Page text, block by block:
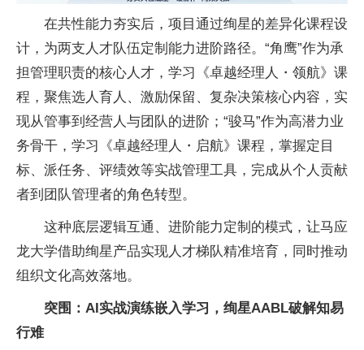
在共性能力夯实后，项目通过绚星的差异化课程设
计，为两支人才队伍定制能力进阶路径。“角鹰”作为承
担管理职责的核心人才，学习《卓越经理人・领航》课
程，聚焦选人育人、激励保留、复杂决策核心内容，实
现从管事到经营人与团队的进阶；“骏马”作为高潜力业
务骨干，学习《卓越经理人・启航》课程，掌握定目
标、派任务、评绩效等实战管理工具，完成从个人贡献
者到团队管理者的角色转型。
这种底层逻辑互通、进阶能力定制的模式，让马应
龙大学借助绚星产品实现人才梯队精准培育，同时推动
组织文化高效落地。
突围： AI 实战演练嵌入学习， 绚星AABL破解知易
行难